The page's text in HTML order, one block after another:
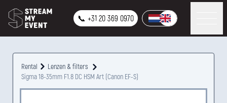
📞 +31 20 369 0970
Rental
Lenzen & filters
Sigma 18-35mm F1.8 DC HSM Art (Canon EF-S)